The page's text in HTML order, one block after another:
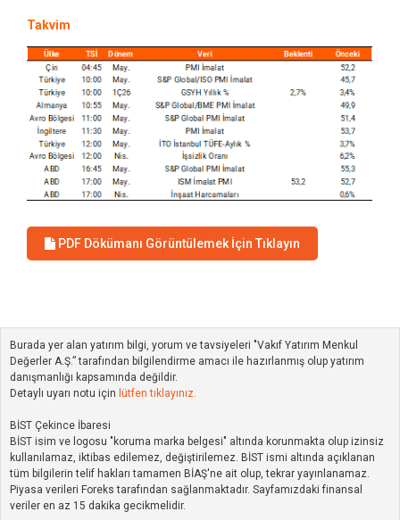
Takvim
PDF Dökümanı Görüntülemek İçin Tıklayın
Burada yer alan yatırım bilgi, yorum ve tavsiyeleri "Vakıf Yatırım Menkul
Değerler A.Ş.” tarafından bilgilendirme amacı ile hazırlanmış olup yatırım
danışmanlığı kapsamında değildir.
Detaylı uyarı notu için lütfen tıklayınız.
BİST Çekince İbaresi
BİST isim ve logosu "koruma marka belgesi" altında korunmakta olup izinsiz
kullanılamaz, iktibas edilemez, değiştirilemez. BİST ismi altında açıklanan
tüm bilgilerin telif hakları tamamen BİAŞ'ne ait olup, tekrar yayınlanamaz.
Piyasa verileri Foreks tarafından sağlanmaktadır. Sayfamızdaki finansal
veriler en az 15 dakika gecikmelidir.